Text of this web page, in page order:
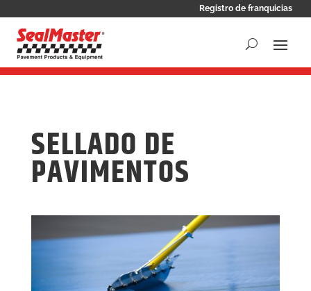
Registro de franquicias
SELLADO DE
PAVIMENTOS